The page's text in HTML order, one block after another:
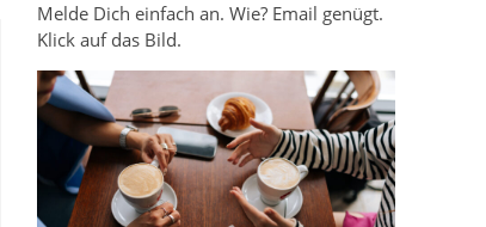
Melde Dich einfach an. Wie? Email genügt.
Klick auf das Bild.